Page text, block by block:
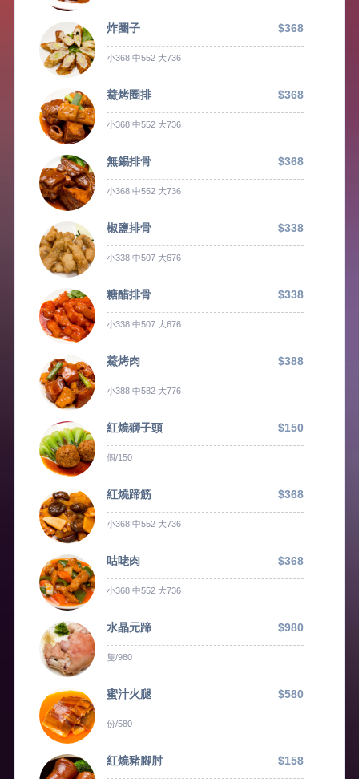
炸圈子 $368
小368 中552 大736
鯗烤圈排 $368
小368 中552 大736
無錫排骨 $368
小368 中552 大736
椒鹽排骨 $338
小338 中507 大676
糖醋排骨 $338
小338 中507 大676
鯗烤肉 $388
小388 中582 大776
紅燒獅子頭 $150
個/150
紅燒蹄筋 $368
小368 中552 大736
咕咾肉 $368
小368 中552 大736
水晶元蹄 $980
隻/980
蜜汁火腿 $580
份/580
紅燒豬腳肘 $158